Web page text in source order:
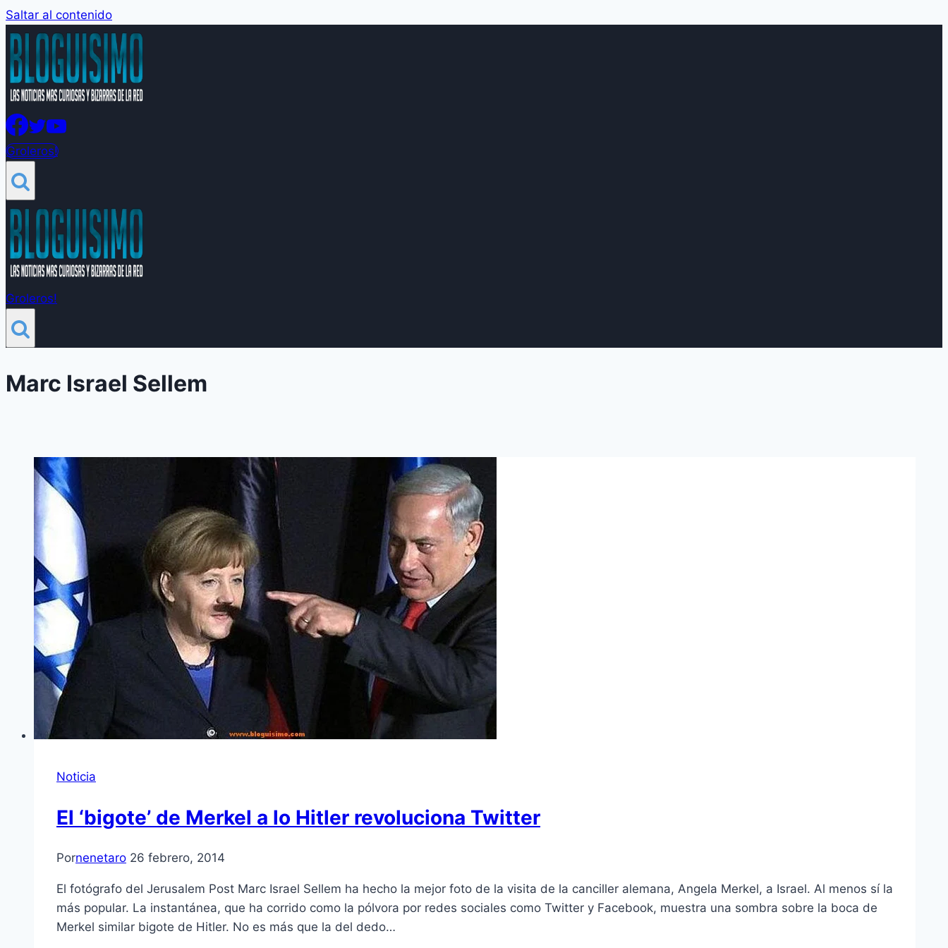
Saltar al contenido
Groleros!
Groleros!
Marc Israel Sellem
Noticia
El ‘bigote’ de Merkel a lo Hitler revoluciona Twitter
Pornenetaro 26 febrero, 2014
El fotógrafo del Jerusalem Post Marc Israel Sellem ha hecho la mejor foto de la visita de la canciller alemana, Angela Merkel, a Israel. Al menos sí la
más popular. La instantánea, que ha corrido como la pólvora por redes sociales como Twitter y Facebook, muestra una sombra sobre la boca de
Merkel similar bigote de Hitler. No es más que la del dedo…